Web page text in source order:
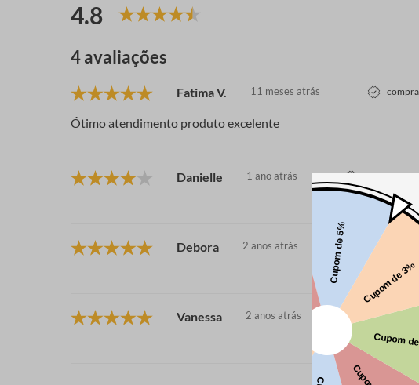
4.8
4 avaliações
Fatima V. 11 meses atrás
Ótimo atendimento produto excelente
Danielle 1 ano atrás comprador
Debora 2 anos atrás comprador
Vanessa 2 anos atrás comprador